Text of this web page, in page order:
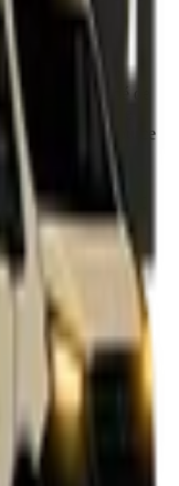
réseau
recommandé de
exemple, notre
, une ressource
plutôt
?
un
transport
service.
classiques
expressdédié part
charge signifie
rapide.
assure non
aussi le